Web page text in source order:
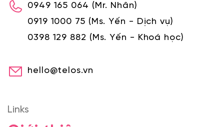
0949 165 064 (Mr. Nhân)
0919 1000 75 (Ms. Yến - Dịch vụ)
0398 129 882 (Ms. Yến - Khoá học)
hello@telos.vn
Links